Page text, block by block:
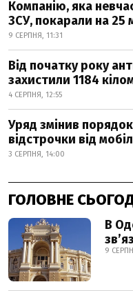
Компанію, яка
ЗСУ, покарали на 25
9 СЕРПНЯ, 11:31
Від початку року
захистили 1184
4 СЕРПНЯ, 12:55
Уряд змінив
відстрочки від
3 СЕРПНЯ, 14:00
ГОЛОВНЕ
В
9